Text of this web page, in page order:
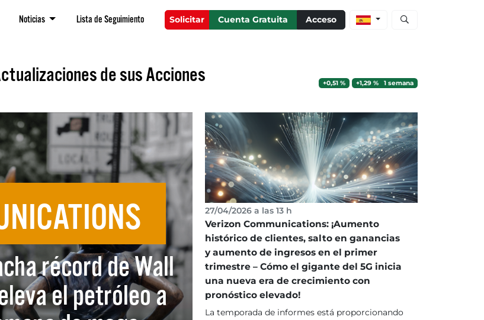
Noticias Lista de Seguimiento Solicitar Cuenta Gratuita Acceso Abrir búsqueda de
de sus Acciones +0,51 % +1,29 % 1 semana
récord de Wall
el petróleo a
27/04/2026 a las 13 h
Verizon Communications: ¡Aumento
histórico de clientes, salto en ganancias
y aumento de ingresos en el primer
trimestre – Cómo el gigante del 5G inicia
una nueva era de crecimiento con
pronóstico elevado!
La temporada de informes está proporcionando